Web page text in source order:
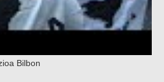
Bilbon